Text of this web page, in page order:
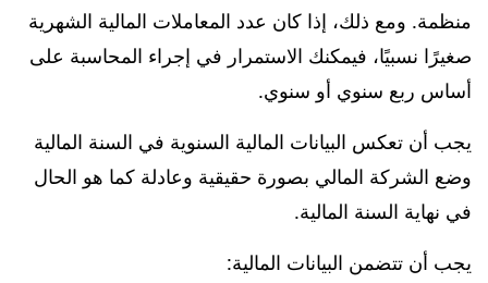
منظمة. ومع ذلك، إذا كان عدد المعاملات المالية الشهرية
صغيرًا نسبيًا، فيمكنك الاستمرار في إجراء المحاسبة على
أساس ربع سنوي أو سنوي.
يجب أن تعكس البيانات المالية السنوية في السنة المالية
وضع الشركة المالي بصورة حقيقية وعادلة كما هو الحال
في نهاية السنة المالية.
يجب أن تتضمن البيانات المالية: